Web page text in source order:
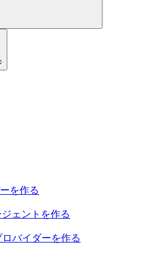
を作る
ェントを作る
バイダーを作る